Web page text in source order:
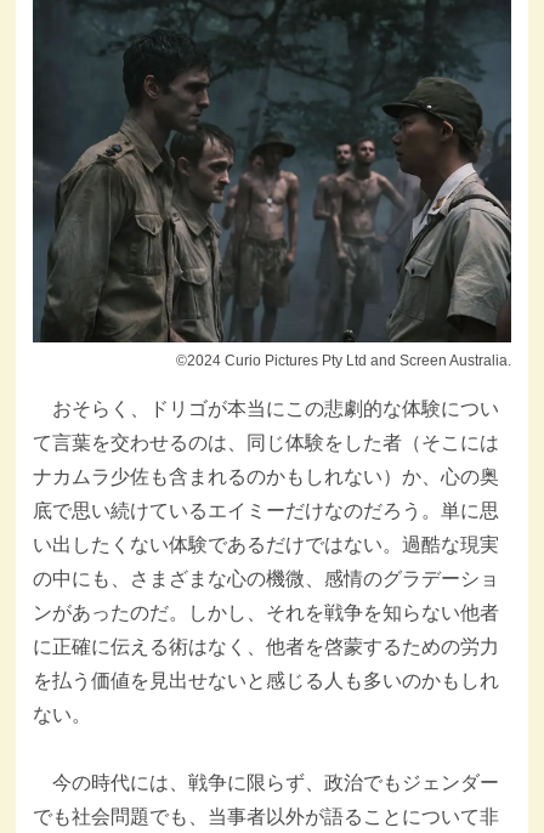
©2024 Curio Pictures Pty Ltd and Screen Australia.
おそらく、ドリゴが本当にこの悲劇的な体験につい
て言葉を交わせるのは、同じ体験をした者（そこには
ナカムラ少佐も含まれるのかもしれない）か、心の奥
底で思い続けているエイミーだけなのだろう。単に思
い出したくない体験であるだけではない。過酷な現実
の中にも、さまざまな心の機微、感情のグラデーショ
ンがあったのだ。しかし、それを戦争を知らない他者
に正確に伝える術はなく、他者を啓蒙するための労力
を払う価値を見出せないと感じる人も多いのかもしれ
ない。
今の時代には、戦争に限らず、政治でもジェンダー
でも社会問題でも、当事者以外が語ることについて非